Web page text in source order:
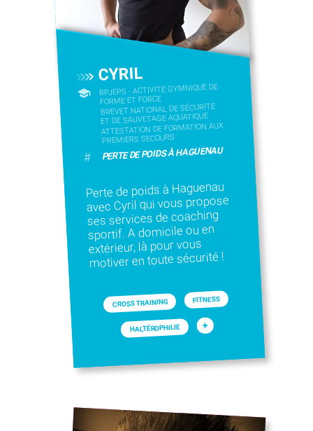
CYRIL
BPJEPS - ACTIVITÉ GYMNIQUE DE
FORME ET FORCE
BREVET NATIONAL DE SÉCURITÉ
ET DE SAUVETAGE AQUATIQUE
ATTESTATION DE FORMATION AUX
PREMIERS SECOURS
# PERTE DE POIDS À HAGUENAU
Perte de poids à Haguenau
avec Cyril qui vous propose
ses services de coaching
sportif. A domicile ou en
extérieur, là pour vous
motiver en toute sécurité !
CROSS TRAINING FITNESS
HALTÉROPHILIE +